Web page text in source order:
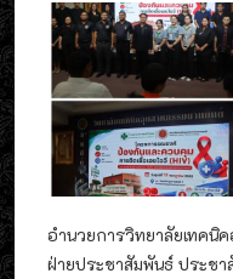
อำนวยการวิทยาลัยเทคนิ
ฝ่ายประชาสัมพันธ์ ประชา